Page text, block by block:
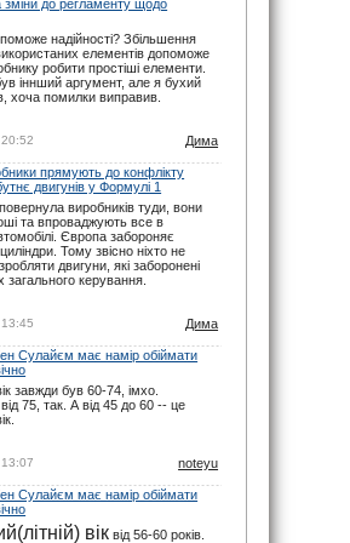
сорі, прикро звісно. Але
ще навесні. І буває так,
на офіційному сайті
вже в ході сезону. Не за
слідкувати.
29.11.25 22:02
сайті. Виправляйтесь, або
29.11.25 17:02
зміни до регламенту щодо
надійності? Збільшення
використаних елементів допоможе
робити простіші елементи.
іннший аргумент, але я бухий
хоча помилки виправив.
Дима
прямують до конфлікту
двигунів у Формулі 1
виробників туди, вони
та впроваджують все в
Європа забороняє
Тому звісно ніхто не
двигуни, які заборонені
загального керування.
Дима
Сулайєм має намір обіймати
завжди був 60-74, імхо.
75, так. А від 45 до 60 -- це
noteyu
Сулайєм має намір обіймати
вік від 56-60 років.